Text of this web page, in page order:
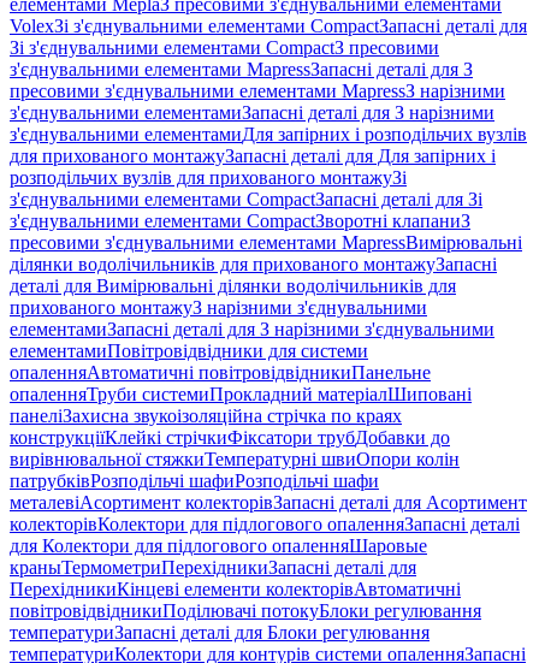
елементами MeplaЗ пресовими з'єднувальними елементами
VolexЗі з'єднувальними елементами CompactЗапасні деталі для
Зі з'єднувальними елементами CompactЗ пресовими
з'єднувальними елементами MapressЗапасні деталі для З
пресовими з'єднувальними елементами MapressЗ нарізними
з'єднувальними елементамиЗапасні деталі для З нарізними
з'єднувальними елементамиДля запірних і розподільчих вузлів
для прихованого монтажуЗапасні деталі для Для запірних і
розподільчих вузлів для прихованого монтажуЗі
з'єднувальними елементами CompactЗапасні деталі для Зі
з'єднувальними елементами CompactЗворотні клапаниЗ
пресовими з'єднувальними елементами MapressВимірювальні
ділянки водолічильників для прихованого монтажуЗапасні
деталі для Вимірювальні ділянки водолічильників для
прихованого монтажуЗ нарізними з'єднувальними
елементамиЗапасні деталі для З нарізними з'єднувальними
елементамиПовітровідвідники для системи
опаленняАвтоматичні повітровідвідникиПанельне
опаленняТруби системиПрокладний матеріалШиповані
панеліЗахисна звукоізоляційна стрічка по краях
конструкціїКлейкі стрічкиФіксатори трубДобавки до
вирівнювальної стяжкиТемпературні швиОпори колін
патрубківРозподільчі шафиРозподільчі шафи
металевіАсортимент колекторівЗапасні деталі для Асортимент
колекторівКолектори для підлогового опаленняЗапасні деталі
для Колектори для підлогового опаленняШаровые
краныТермометриПерехідникиЗапасні деталі для
ПерехідникиКінцеві елементи колекторівАвтоматичні
повітровідвідникиПоділювачі потокуБлоки регулювання
температуриЗапасні деталі для Блоки регулювання
температуриКолектори для контурів системи опаленняЗапасні